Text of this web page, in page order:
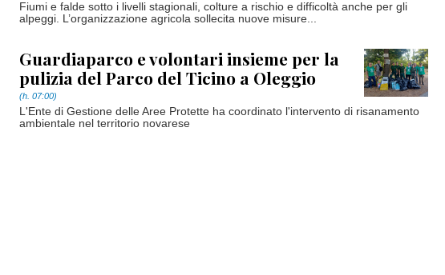
Fiumi e falde sotto i livelli stagionali, colture a rischio e difficoltà anche per gli
alpeggi. L’organizzazione agricola sollecita nuove misure...
Guardiaparco e volontari insieme per la
pulizia del Parco del Ticino a Oleggio
(h. 07:00)
L'Ente di Gestione delle Aree Protette ha coordinato l'intervento di risanamento
ambientale nel territorio novarese